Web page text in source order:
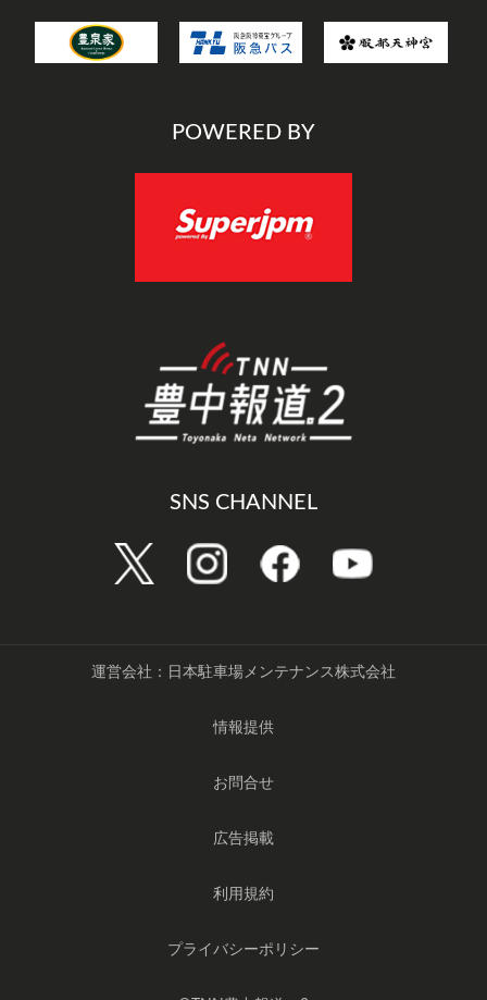
POWERED BY
SNS CHANNEL
運営会社：日本駐車場メンテナンス株式会社
情報提供
お問合せ
広告掲載
利用規約
プライバシーポリシー